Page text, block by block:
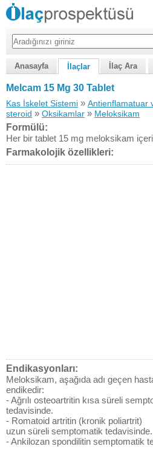
Anasayfa İlaçlar İlaç Ara
Melcam 15 Mg 30 Tablet
Kas İskelet Sistemi » Antienflamatuar
steroid » Oksikamlar » Meloksikam
Formülü:
Her bir tablet 15 mg meloksikam
Farmakolojik özellikleri:
Endikasyonları:
Meloksikam, aşağıda adı geçen
endikedir:
- Ağrılı osteoartritin kısa süreli
tedavisinde.
- Romatoid artritin (kronik poliartrit)
uzun süreli semptomatik tedavisinde.
- Ankilozan spondilitin semptomatik